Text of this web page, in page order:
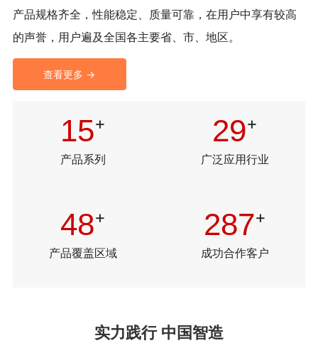
产品规格齐全，性能稳定、质量可靠，在用户中享有较高
的声誉，用户遍及全国各主要省、市、地区。
查看更多 →
16+
产品系列
30+
广泛应用行业
50+
产品覆盖区域
300+
成功合作客户
实力践行 中国智造